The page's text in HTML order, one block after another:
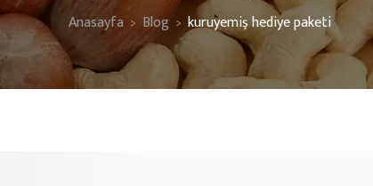
Anasayfa > Blog > kuruyemiş hediye paketi